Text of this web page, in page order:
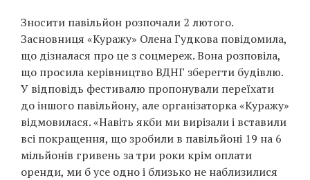
Зносити павільйон розпочали 2 лютого.
Засновниця «Куражу» Олена Гудкова повідомила,
що дізналася про це з соцмереж. Вона розповіла,
що просила керівництво ВДНГ зберегти будівлю.
У відповідь фестивалю пропонували переїхати
до іншого павільйону, але організаторка «Куражу»
відмовилася. «Навіть якби ми вирізали і вставили
всі покращення, що зробили в павільйоні 19 на 6
мільйонів гривень за три роки крім оплати
оренди, ми б усе одно і близько не наблизилися